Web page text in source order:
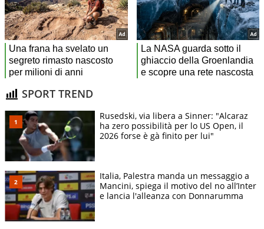
SPORT TREND
Rusedski, via libera a Sinner: "Alcaraz
ha zero possibilità per lo US Open, il
2026 forse è gà finito per lui"
Italia, Palestra manda un messaggio a
Mancini, spiega il motivo del no all’Inter
e lancia l'alleanza con Donnarumma